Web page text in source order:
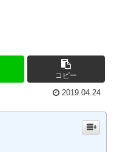
コピー
2019.04.24